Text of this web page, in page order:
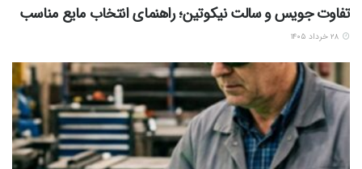
تفاوت جویس و سالت نیکوتین؛ راهنمای انتخاب مایع مناسب